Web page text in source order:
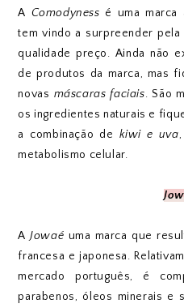
A Comodyness é uma marca
tem vindo a surpreender
qualidade preço. Ainda não
de produtos da marca, mas
novas máscaras faciais. São
os ingredientes naturais e
a combinação de kiwi e uva
metabolismo celular.
AJowaé uma marca que
francesa e japonesa.
mercado português, é
parabenos, óleos minerais e